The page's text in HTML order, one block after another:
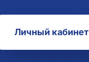
Личный кабинет